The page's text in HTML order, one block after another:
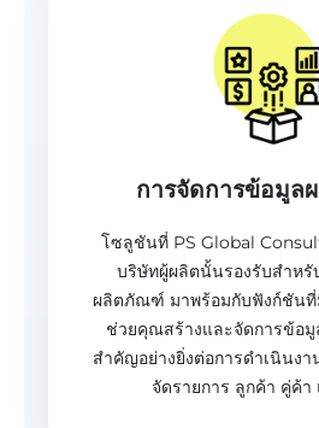
การจัดการข้อมู
โซลูชันที่ PS Global
บริษัทผู้ผลิตนั้นรองรับสำหรั
ผลิตภัณฑ์ มาพร้อมกับฟังก์ชันที่
ช่วยคุณสร้างและจัดการข้อ
สำคัญอย่างยิ่งต่อการดำเนินงา
จัดรายการ ลูกค้า คู่ค้า